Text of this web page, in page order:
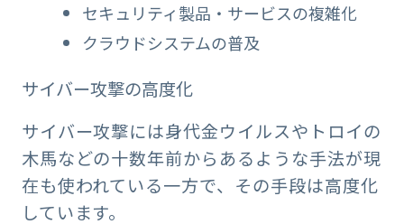
セキュリティ製品・サービスの複雑化
クラウドシステムの普及
サイバー攻撃の高度化
サイバー攻撃には身代金ウイルスやトロイの
木馬などの十数年前からあるような手法が現
在も使われている一方で、その手段は高度化
しています。